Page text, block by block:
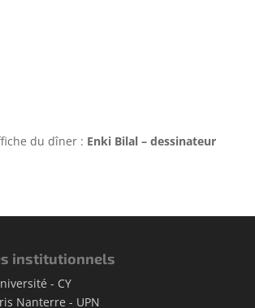
du dîner : Enki Bilal – dessinateur
institutionnels
- CY
Nanterre - UPN